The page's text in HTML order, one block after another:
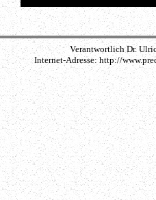
Verantwortlich Dr.
Internet-Adresse: http://